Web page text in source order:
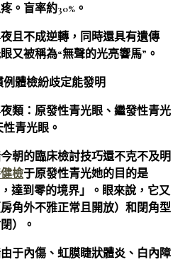
。盲率約30%。
且不成逆轉，同時還具有遺傳
又被稱為“無聲的光亮響馬”。
體檢紛歧定能發明
類：原發性青光眼、繼發性青光
青光眼。
朝的臨床檢討技巧還不克不及明
檢于原發性青光她的目的是
達到零的境界」。眼來說，它又
角外不雅正常且開放）和閉角型
）。
于內傷、虹膜睫狀體炎、白內障